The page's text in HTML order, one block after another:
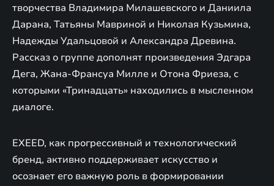
творчества Владимира Милашевского и Даниила
Дарана, Татьяны Мавриной и Николая Кузьмина,
Надежды Удальцовой и Александра Древина.
Рассказ о группе дополнят произведения Эдгара
Дега, Жана-Франсуа Милле и Отона Фриеза, с
которыми «Тринадцать» находились в мысленном
диалоге.
EXEED, как прогрессивный и технологический
бренд, активно поддерживает искусство и
осознает его важную роль в формировании